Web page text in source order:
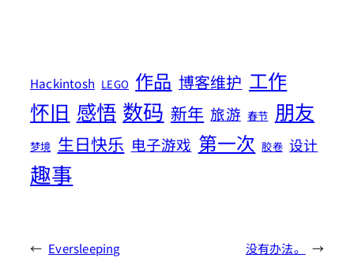
Hackintosh LEGO 作品 博客维护 工作
怀旧 感悟 数码 新年 旅游 春节 朋友
梦境 生日快乐 电子游戏 第一次 胶卷 设计
趣事
← Eversleeping 没有办法。 →